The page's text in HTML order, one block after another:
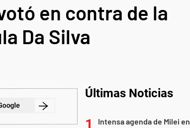
en contra de la
Da Silva
Últimas Noticias
Intensa agenda de Milei en